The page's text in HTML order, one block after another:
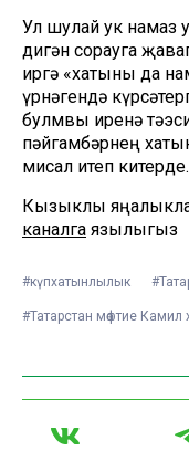
Ул шулай ук намаз
дигән сорауга
иргә «хатыны да
үрнәгендә
булмвы иренә
пәйгамбәрнең
мисал итеп китерде.
Кызыклы
каналга язылыгыз
#күпхатынлылык
#Татарстан мөфтие Камил